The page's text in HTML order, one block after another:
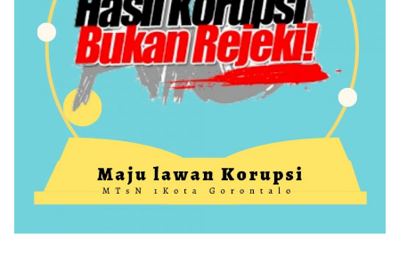
Whistleblowing System
Tentang Kami